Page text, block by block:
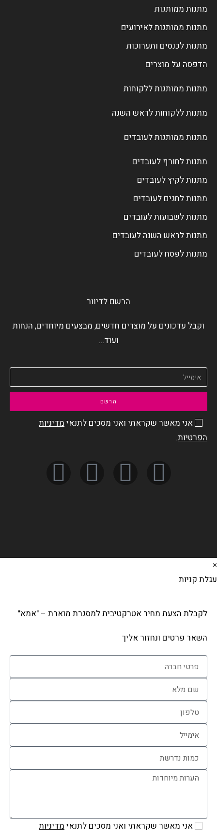
מתנות ממותגות
מתנות ממותגות לאירועים
מתנות לכנסים ותערוכות
הדפסה על מוצרים
מתנות ממותגות ללקוחות
מתנות ללקוחות לראש השנה
מתנות ממותגות לעובדים
מתנות לחורף לעובדים
מתנות לקיץ לעובדים
מתנות לחגים לעובדים
מתנות לשבועות לעובדים
מתנות לראש השנה לעובדים
מתנות לפסח לעובדים
הרשם לדיוור
וקבל עדכונים על מוצרים חדשים, מבצעים מיוחדים, הנחות
ועוד…
אני מאשר שקראתי ואני מסכים לתנאימדיניות
הפרטיות.
הרשם
קניות
לקבלת הצעת מחיר אטרקטיבית למסגרת מוארת – "אמא"
השאר פרטים ונחזור אליך
אני מאשר שקראתי ואני מסכים לתנאימדיניות